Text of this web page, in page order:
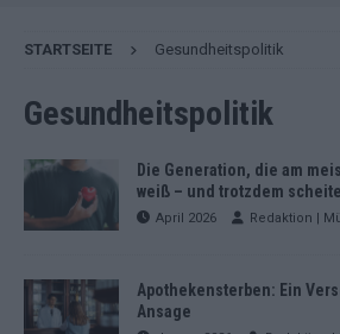
STARTSEITE Gesundheitspolitik
Gesundheitspolitik
Die Generation, die am
weiß – und trotzdem
April 2026 Redaktion |
Apothekensterben: Ein
Ansage